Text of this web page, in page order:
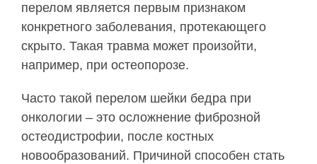
перелом является первым признаком
конкретного заболевания, протекающего
скрыто. Такая травма может произойти,
например, при остеопорозе.
Часто такой перелом шейки бедра при
онкологии – это осложнение фиброзной
остеодистрофии, после костных
новообразований. Причиной способен стать